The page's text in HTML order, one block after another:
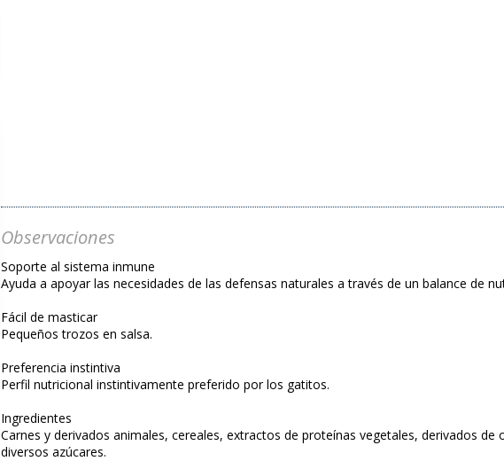
Observaciones
Soporte al sistema inmune
Ayuda a apoyar las necesidades de las defensas naturales a través de un balance de
Fácil de masticar
Pequeños trozos en salsa.
Preferencia instintiva
Perfil nutricional instintivamente preferido por los gatitos.
Ingredientes
Carnes y derivados animales, cereales, extractos de proteínas vegetales, derivados
diversos azúcares.